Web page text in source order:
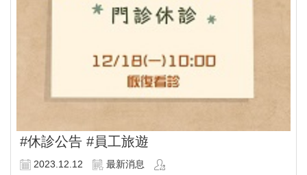
#休診公告 #員工旅遊
2023.12.12
最新消息